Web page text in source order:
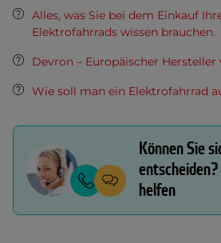
Alles, was Sie bei dem Einkauf
Elektrofahrrads wissen brauchen.
Devron – Europäischer Hersteller
Wie soll man ein Elektrofahrrad
Können Sie
helfen